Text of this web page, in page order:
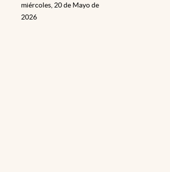
miércoles, 20 de Mayo de
2026